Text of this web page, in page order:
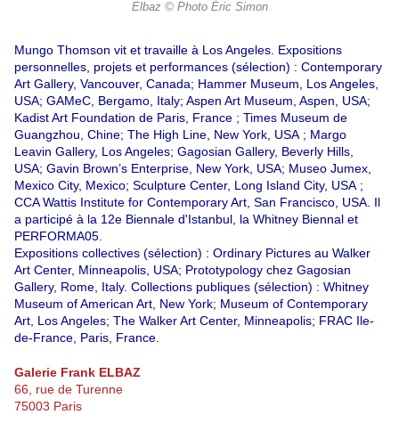
Elbaz © Photo Éric Simon
Mungo Thomson vit et travaille à Los Angeles. Expositions
personnelles, projets et performances (sélection) : Contemporary
Art Gallery, Vancouver, Canada; Hammer Museum, Los Angeles,
USA; GAMeC, Bergamo, Italy; Aspen Art Museum, Aspen, USA;
Kadist Art Foundation de Paris, France ; Times Museum de
Guangzhou, Chine; The High Line, New York, USA ; Margo
Leavin Gallery, Los Angeles; Gagosian Gallery, Beverly Hills,
USA; Gavin Brown’s Enterprise, New York, USA; Museo Jumex,
Mexico City, Mexico; Sculpture Center, Long Island City, USA ;
CCA Wattis Institute for Contemporary Art, San Francisco, USA. Il
a participé à la 12e Biennale d'Istanbul, la Whitney Biennal et
PERFORMA05.
Expositions collectives (sélection) : Ordinary Pictures au Walker
Art Center, Minneapolis, USA; Prototypology chez Gagosian
Gallery, Rome, Italy. Collections publiques (sélection) : Whitney
Museum of American Art, New York; Museum of Contemporary
Art, Los Angeles; The Walker Art Center, Minneapolis; FRAC Ile-
de-France, Paris, France.
Galerie Frank ELBAZ
66, rue de Turenne
75003 Paris